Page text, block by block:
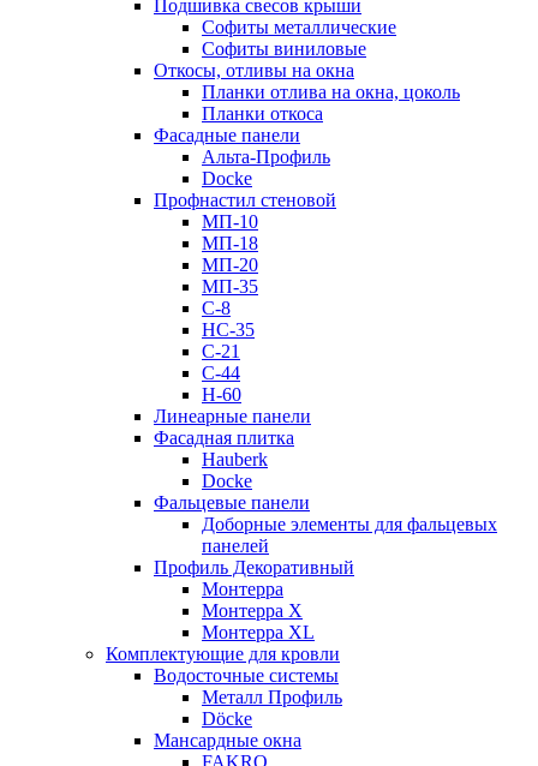
Подшивка свесов крыши
Софиты металлические
Софиты виниловые
Откосы, отливы на окна
Планки отлива на окна, цоколь
Планки откоса
Фасадные панели
Альта-Профиль
Docke
Профнастил стеновой
МП-10
МП-18
МП-20
МП-35
С-8
НС-35
С-21
С-44
Н-60
Линеарные панели
Фасадная плитка
Hauberk
Docke
Фальцевые панели
Доборные элементы для фальцевых
панелей
Профиль Декоративный
Монтерра
Монтерра X
Монтерра XL
Комплектующие для кровли
Водосточные системы
Металл Профиль
Döcke
Мансардные окна
FAKRO